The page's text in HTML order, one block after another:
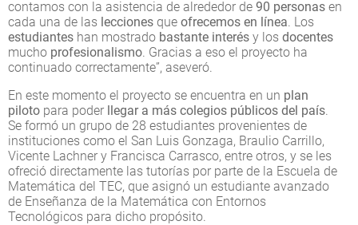
contamos con la asistencia de alrededor de 90 personas en
cada una de las lecciones que ofrecemos en línea. Los
estudiantes han mostrado bastante interés y los docentes
mucho profesionalismo. Gracias a eso el proyecto ha
continuado correctamente”, aseveró.
En este momento el proyecto se encuentra en un plan
piloto para poder llegar a más colegios públicos del país.
Se formó un grupo de 28 estudiantes provenientes de
instituciones como el San Luis Gonzaga, Braulio Carrillo,
Vicente Lachner y Francisca Carrasco, entre otros, y se les
ofreció directamente las tutorías por parte de la Escuela de
Matemática del TEC, que asignó un estudiante avanzado
de Enseñanza de la Matemática con Entornos
Tecnológicos para dicho propósito.